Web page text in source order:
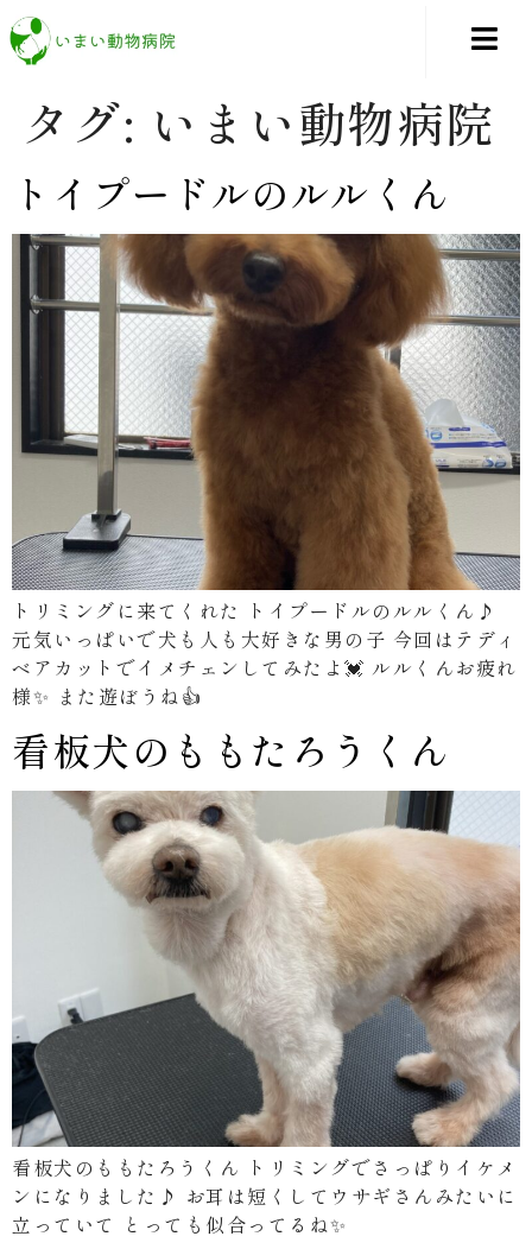
タグ: いまい動物病院
トイプードルのルルくん
トリミングに来てくれた トイプードルのルルくん♪
元気いっぱいで犬も人も大好きな男の子 今回はテディ
ベアカットでイメチェンしてみたよ💓 ルルくんお疲れ
様✨ また遊ぼうね👍
看板犬のももたろうくん
看板犬のももたろうくん トリミングでさっぱりイケメ
ンになりました♪ お耳は短くしてウサギさんみたいに
立っていて とっても似合ってるね✨